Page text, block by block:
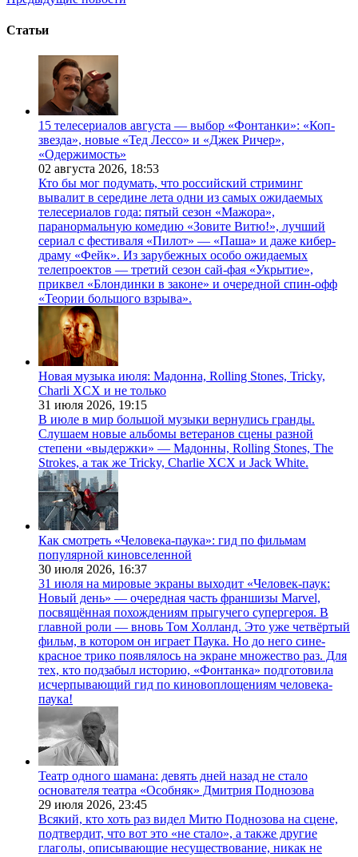
Статьи
15 телесериалов августа — выбор «Фонтанки»: «Коп-
звезда», новые «Тед Лессо» и «Джек Ричер»,
«Одержимость»
02 августа 2026, 18:53
Кто бы мог подумать, что российский стриминг
вывалит в середине лета одни из самых ожидаемых
телесериалов года: пятый сезон «Мажора»,
паранормальную комедию «Зовите Витю!», лучший
сериал с фестиваля «Пилот» — «Паша» и даже кибер-
драму «Фейк». Из зарубежных особо ожидаемых
телепроектов — третий сезон сай-фая «Укрытие»,
приквел «Блондинки в законе» и очередной спин-офф
«Теории большого взрыва».
Новая музыка июля: Мадонна, Rolling Stones, Tricky,
Charli XCX и не только
31 июля 2026, 19:15
В июле в мир большой музыки вернулись гранды.
Слушаем новые альбомы ветеранов сцены разной
степени «выдержки» — Мадонны, Rolling Stones, The
Strokes, а так же Tricky, Charlie XCX и Jack White.
Как смотреть «Человека-паука»: гид по фильмам
популярной киновселенной
30 июля 2026, 16:37
31 июля на мировые экраны выходит «Человек-паук:
Новый день» — очередная часть франшизы Marvel,
посвящённая похождениям прыгучего супергероя. В
главной роли — вновь Том Холланд. Это уже четвёртый
фильм, в котором он играет Паука. Но до него сине-
красное трико появлялось на экране множество раз. Для
тех, кто подзабыл историю, «Фонтанка» подготовила
исчерпывающий гид по киновоплощениям человека-
паука!
Театр одного шамана: девять дней назад не стало
основателя театра «Особняк» Дмитрия Поднозова
29 июля 2026, 23:45
Всякий, кто хоть раз видел Митю Поднозова на сцене,
подтвердит, что вот это «не стало», а также другие
глаголы, описывающие несуществование, никак не